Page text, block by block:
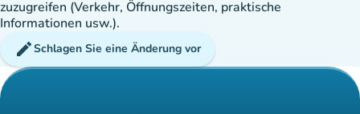
zuzugreifen (Verkehr, Öffnungszeiten, praktische
Informationen usw.).
editSchlagen Sie eine Änderung vor